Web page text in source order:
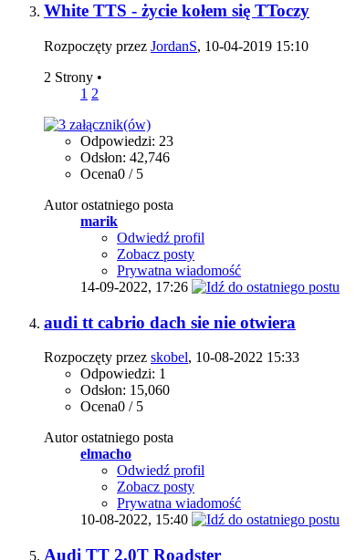
White TTS - życie kołem się TToczy
Rozpoczęty przez JordanS, 10-04-2019 15:10
2 Strony •
1 2
Odpowiedzi: 23
Odsłon: 42,746
Ocena0 / 5
Autor ostatniego posta
marik
Odwiedź profil
Zobacz posty
Prywatna wiadomość
14-09-2022, 17:26
audi tt cabrio dach sie nie otwiera
Rozpoczęty przez skobel, 10-08-2022 15:33
Odpowiedzi: 1
Odsłon: 15,060
Ocena0 / 5
Autor ostatniego posta
elmacho
Odwiedź profil
Zobacz posty
Prywatna wiadomość
10-08-2022, 15:40
Audi TT 2.0T Roadster